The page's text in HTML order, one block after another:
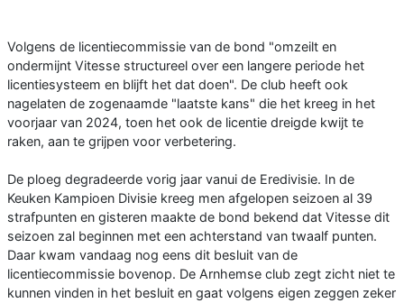
Volgens de licentiecommissie van de bond "omzeilt en
ondermijnt Vitesse structureel over een langere periode het
licentiesysteem en blijft het dat doen". De club heeft ook
nagelaten de zogenaamde "laatste kans" die het kreeg in het
voorjaar van 2024, toen het ook de licentie dreigde kwijt te
raken, aan te grijpen voor verbetering.
De ploeg degradeerde vorig jaar vanui de Eredivisie. In de
Keuken Kampioen Divisie kreeg men afgelopen seizoen al 39
strafpunten en gisteren maakte de bond bekend dat Vitesse dit
seizoen zal beginnen met een achterstand van twaalf punten.
Daar kwam vandaag nog eens dit besluit van de
licentiecommissie bovenop. De Arnhemse club zegt zicht niet te
kunnen vinden in het besluit en gaat volgens eigen zeggen zeker